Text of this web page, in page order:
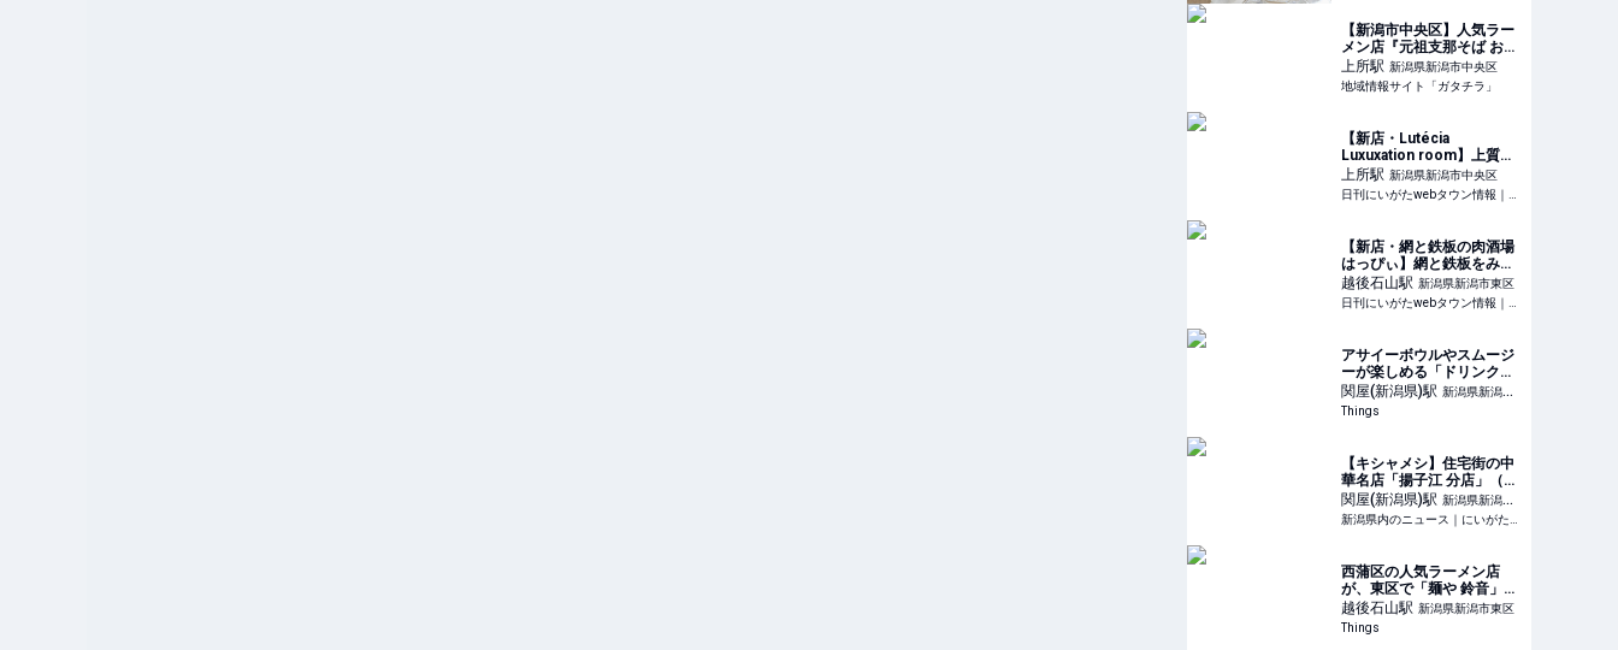
ノ #プリン #ランチ #喫茶
店
【新潟市中央区】人気ラー
メン店『元祖支那そば おも
だかや 女池店』の夏季限定
「冷やしデラックス」を食
べに行こう♪ - ガタチラ｜み
上所駅 新潟県新潟市中央区
地域情報サイト「ガタチラ」
【新店・Lutécia
Luxuxation room】上質さ
を極めた非日常空間ーー人
気洋菓子店がカフェスペー
スを新設｜新潟市中央区上
ションルーム
上所駅 新潟県新潟市中央区
日刊にいがたwebタウン情報｜新潟のグルメ・イベント・おでかけ・街ネタを毎日更新
【新店・網と鉄板の肉酒場
はっぴぃ】網と鉄板をみん
なで囲んでワイワイ過ごそ
う！｜新潟市中央区姥ヶ山
越後石山駅 新潟県新潟市東区
日刊にいがたwebタウン情報｜新潟のグルメ・イベント・おでかけ・街ネタを毎日更新
アサイーボウルやスムージ
ーが楽しめる「ドリンク工
房ひよこ」。 | Things（シ
ングス）｜新潟のローカル
なWebマガジン
関屋(新潟県)駅 新潟県新潟市
中央区
Things
【キシャメシ】住宅街の中
華名店「揚子江 分店」（新
潟市中央区）、定期的に食
べたい五目炒飯の品格ある
美味さ - 新潟県内のニュー
関屋(新潟県)駅 新潟県新潟市
中央区
新潟県内のニュース｜にいがた経済新聞 - 新潟県内のニュース情報をいち早くお届け。現役、OBの産業記者、経済誌ライターらが独自で取材した県内企業、新鮮な話題、地域情報を発信。新潟県内の経済ネタから新店
西蒲区の人気ラーメン店
が、東区で「麺や 鈴音」と
して移転オープン。 |
Things（シングス）｜新潟
のローカルなWebマガジン
越後石山駅 新潟県新潟市東区
Things